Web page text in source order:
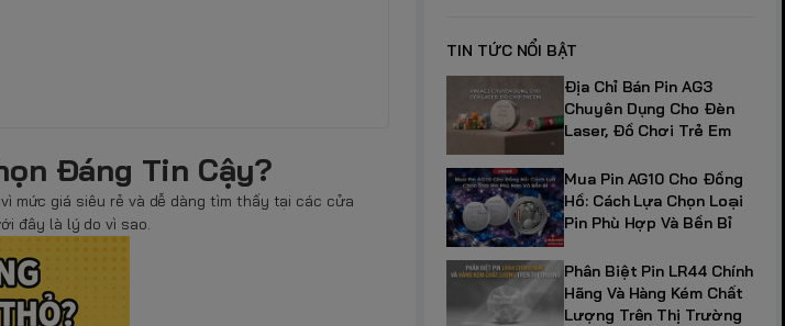
Đáng Tin Cậy?
mức giá siêu rẻ và dễ dàng tìm thấy tại các cửa
đây là lý do vì sao.
TIN TỨC NỔI BẬT
Địa Chỉ Bán Pin AG3
Chuyên Dụng Cho Đèn
Laser, Đồ Chơi Trẻ Em
Mua Pin AG10 Cho Đồng
Hồ: Cách Lựa Chọn Loại
Pin Phù Hợp Và Bền Bỉ
Phân Biệt Pin LR44 Chính
Hãng Và Hàng Kém Chất
Lượng Trên Thị Trường